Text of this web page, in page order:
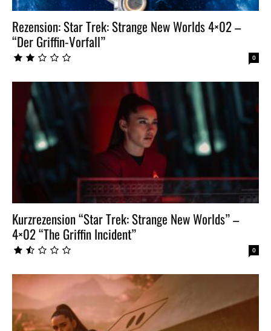
Rezension: Star Trek: Strange New Worlds 4×02 –
“Der Griffin-Vorfall”
0
Kurzrezension “Star Trek: Strange New Worlds” –
4×02 “The Griffin Incident”
0